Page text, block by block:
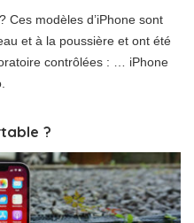
Ces modèles d’iPhone sont
et à la poussière et ont été
contrôlées : … iPhone
?